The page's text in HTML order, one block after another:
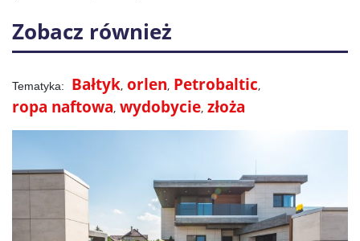
Zobacz również
Bałtyk orlen Petrobaltic
ropa naftowa wydobycie złoża